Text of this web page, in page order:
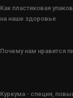
Как пластиковая
на наше здоровье
Почему нам нравится
Куркума - специя,